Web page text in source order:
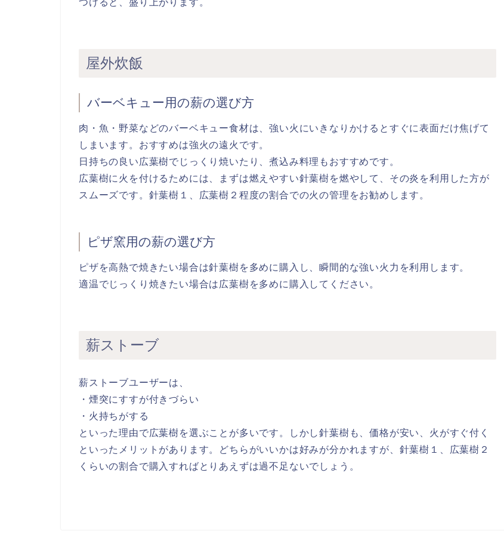
つけると、盛り上がります。
屋外炊飯
バーベキュー用の薪の選び方
肉・魚・野菜などのバーベキュー食材は、強い火にいきなりかけるとすぐに表面だけ焦げて
しまいます。おすすめは強火の遠火です。
日持ちの良い広葉樹でじっくり焼いたり、煮込み料理もおすすめです。
広葉樹に火を付けるためには、まずは燃えやすい針葉樹を燃やして、その炎を利用した方が
スムーズです。針葉樹１、広葉樹２程度の割合での火の管理をお勧めします。
ピザ窯用の薪の選び方
ピザを高熱で焼きたい場合は針葉樹を多めに購入し、瞬間的な強い火力を利用します。
適温でじっくり焼きたい場合は広葉樹を多めに購入してください。
薪ストーブ
薪ストーブユーザーは、
・煙突にすすが付きづらい
・火持ちがする
といった理由で広葉樹を選ぶことが多いです。しかし針葉樹も、価格が安い、火がすぐ付く
といったメリットがあります。どちらがいいかは好みが分かれますが、針葉樹１、広葉樹２
くらいの割合で購入すればとりあえずは過不足ないでしょう。